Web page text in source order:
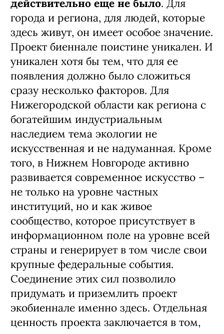
действительно еще не было. Для
города и региона, для людей, которые
здесь живут, он имеет особое значение.
Проект биеннале поистине уникален. И
уникален хотя бы тем, что для ее
появления должно было сложиться
сразу несколько факторов. Для
Нижегородской области как региона с
богатейшим индустриальным
наследием тема экологии не
искусственная и не надуманная. Кроме
того, в Нижнем Новгороде активно
развивается современное искусство –
не только на уровне частных
институций, но и как живое
сообщество, которое присутствует в
информационном поле на уровне всей
страны и генерирует в том числе свои
крупные федеральные события.
Соединение этих сил позволило
придумать и приземлить проект
экобиеннале именно здесь. Отдельная
ценность проекта заключается в том,